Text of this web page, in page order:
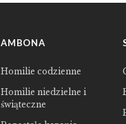
AMBONA
Homilie codzienne
Homilie niedzielne i
świąteczne